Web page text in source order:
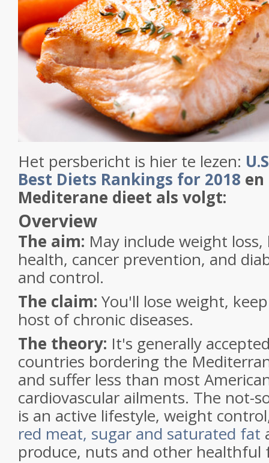
Het persbericht is hier te lezen:
Best Diets Rankings for 2018
Mediterane dieet als volgt:
Overview
The aim: May include weight
health, cancer prevention, and
and control.
The claim: You'll lose weight,
host of chronic diseases.
The theory: It's generally
countries bordering the
and suffer less than most
cardiovascular ailments. The not-
is an active lifestyle, weight
red meat, sugar and saturated fat
produce, nuts and other healthful